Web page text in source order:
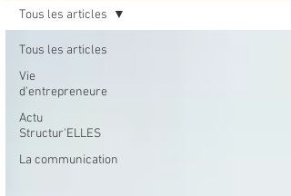
Tous les articles
Vie
d'entrepreneure
Actu
Structur'ELLES
La communication
Tous les articles